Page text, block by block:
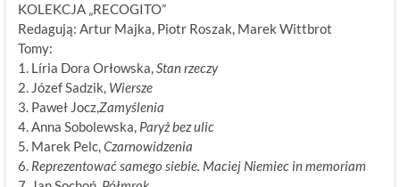
KOLEKCJA „RECOGITO”
Redagują: Artur Majka, Piotr Roszak, Marek Wittbrot
Tomy:
1. Líria Dora Orłowska,Stan rzeczy
2. Józef Sadzik, Wiersze
3. Paweł Jocz,Zamyślenia
4. Anna Sobolewska, Paryż bez ulic
5. Marek Pelc,Czarnowidzenia
6. Reprezentować samego siebie. Maciej Niemiec in memoriam